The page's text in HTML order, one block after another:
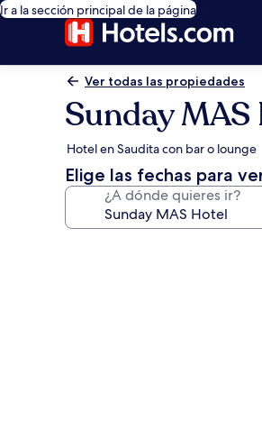
Ir a la sección principal de la página
Ver todas las propiedades
Sunday
Hotel en Saudita con bar o lounge
Elige las fechas para
¿A dónde quieres ir?